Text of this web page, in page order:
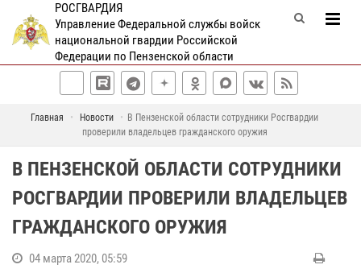
РОСГВАРДИЯ
Управление Федеральной службы войск
национальной гвардии Российской
Федерации по Пензенской области
Главная Новости
В Пензенской области сотрудники Росгвардии
проверили владельцев гражданского оружия
В ПЕНЗЕНСКОЙ ОБЛАСТИ СОТРУДНИКИ
РОСГВАРДИИ ПРОВЕРИЛИ ВЛАДЕЛЬЦЕВ
ГРАЖДАНСКОГО ОРУЖИЯ
04 марта 2020, 05:59